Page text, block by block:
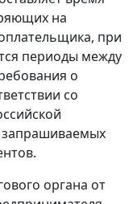
на
при
периоды между
о
со
органа от